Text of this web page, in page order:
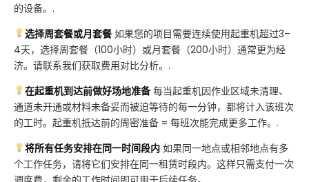
的设备。.
选择周套餐或月套餐如果您的项目需要连续使用起重机超过3–
4天，选择周套餐（100小时）或月套餐（200小时）通常更为经
济。请联系我们获取费用对比分析。.
在起重机到达前做好场地准备每当起重机因作业区域未清理、
通道未开通或材料未备妥而被迫等待的每一分钟，都将计入该班次
的工时。起重机抵达前的周密准备 = 每班次能完成更多工作。.
将所有任务安排在同一时间段内如果同一地点或相邻地点有多
个工作任务，请将它们安排在同一租赁时段内。这样只需支付一次